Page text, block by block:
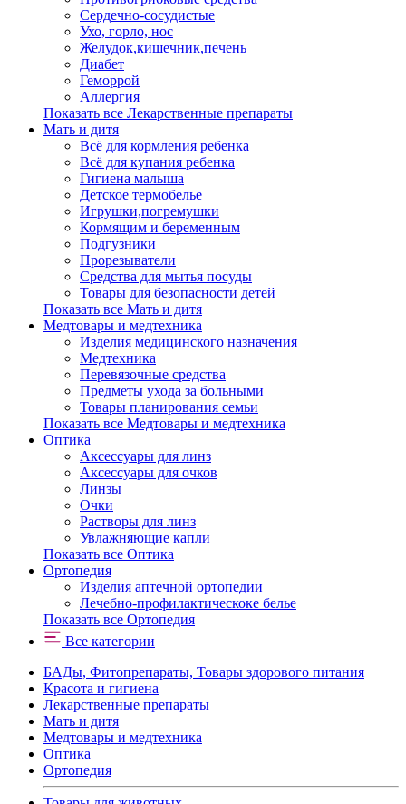
Сердечно-сосудистые
Ухо, горло, нос
Желудок,кишечник,печень
Диабет
Геморрой
Аллергия
Показать все Лекарственные препараты
Мать и дитя
Всё для кормления ребенка
Всё для купания ребенка
Гигиена малыша
Детское термобелье
Игрушки,погремушки
Кормящим и беременным
Подгузники
Прорезыватели
Средства для мытья посуды
Товары для безопасности детей
Показать все Мать и дитя
Медтовары и медтехника
Изделия медицинского назначения
Медтехника
Перевязочные средства
Предметы ухода за больными
Товары планирования семьи
Показать все Медтовары и медтехника
Оптика
Аксессуары для линз
Аксессуары для очков
Линзы
Очки
Растворы для линз
Увлажняющие капли
Показать все Оптика
Ортопедия
Изделия аптечной ортопедии
Лечебно-профилактическоке белье
Показать все Ортопедия
Все категории
БАДы, Фитопрепараты, Товары здорового питания
Красота и гигиена
Лекарственные препараты
Мать и дитя
Медтовары и медтехника
Оптика
Ортопедия